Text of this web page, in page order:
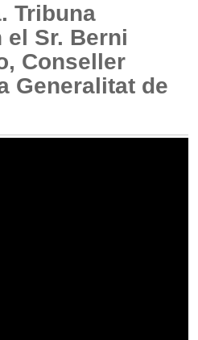
Tribuna
el Sr. Berni
Conseller
Generalitat de